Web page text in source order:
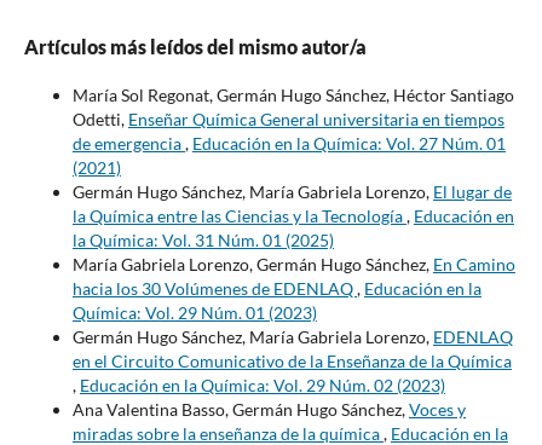
Artículos más leídos del mismo autor/a
María Sol Regonat, Germán Hugo Sánchez, Héctor Santiago
Odetti, Enseñar Química General universitaria en tiempos
de emergencia, Educación en la Química: Vol. 27 Núm. 01
(2021)
Germán Hugo Sánchez, María Gabriela Lorenzo, El lugar de
la Química entre las Ciencias y la Tecnología, Educación en
la Química: Vol. 31 Núm. 01 (2025)
María Gabriela Lorenzo, Germán Hugo Sánchez, En Camino
hacia los 30 Volúmenes de EDENLAQ, Educación en la
Química: Vol. 29 Núm. 01 (2023)
Germán Hugo Sánchez, María Gabriela Lorenzo, EDENLAQ
en el Circuito Comunicativo de la Enseñanza de la Química
, Educación en la Química: Vol. 29 Núm. 02 (2023)
Ana Valentina Basso, Germán Hugo Sánchez,Voces y
miradas sobre la enseñanza de la química, Educación en la